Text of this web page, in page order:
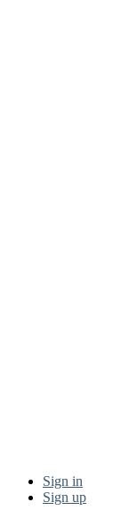
Sign in
Sign up